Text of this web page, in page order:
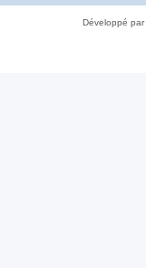
Développé par